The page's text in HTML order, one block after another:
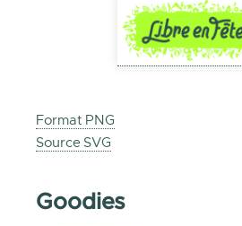
Format PNG
Source SVG
Goodies